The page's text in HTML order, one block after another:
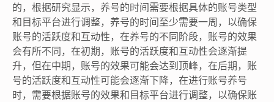
的，根据研究显示，养号的时间需要根据具体的账号类型
和目标平台进行调整，养号的时间至少需要一周，以确保
账号的活跃度和互动性，在养号的不同阶段，账号的效果
会有所不同，在初期，账号的活跃度和互动性会逐渐提
升，但在中期，账号的效果可能会达到顶峰，在后期，账
号的活跃度和互动性可能会逐渐下降，在进行账号养号
时，需要根据账号的效果和目标平台进行调整，以确保账